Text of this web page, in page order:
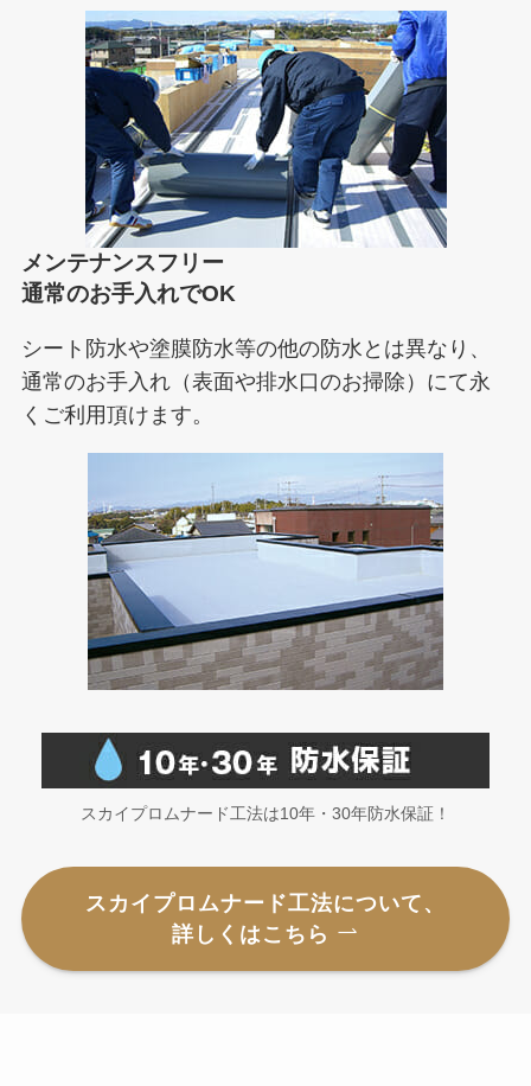
メンテナンスフリー
通常のお手入れでOK
シート防水や塗膜防水等の他の防水とは異なり、
通常のお手入れ（表面や排水口のお掃除）にて永
くご利用頂けます。
スカイプロムナード工法は10年・30年防水保証！
スカイプロムナード工法について、
詳しくはこちら